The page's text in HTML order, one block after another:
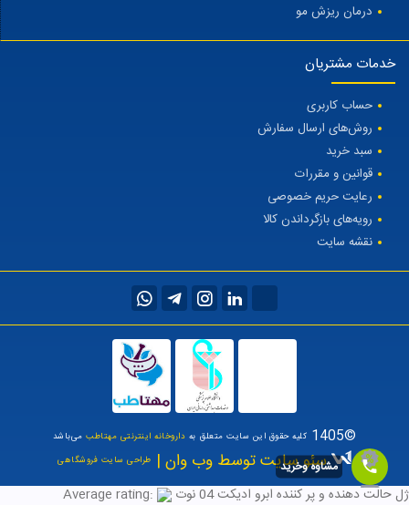
درمان ریزش مو
خدمات مشتریان
حساب کاربری
روش‌های ارسال سفارش
سبد خرید
قوانین و مقررات
رعایت حریم خصوصی
رویه‌های بازگرداندن کالا
نقشه سایت
©1405 کلیه حقوق این سایت متعلق به داروخانه اینترنتی مهتاطبمی‌باشد
سئو سایت توسط وب وان | طراحی سایت فروشگاهی
ژل حالت دهنده و پر کننده ابرو ادیکت 04 نوت
Average rating:
مشاوه وخرید